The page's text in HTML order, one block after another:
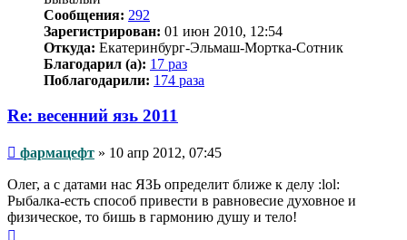
Сообщения: 292
Зарегистрирован: 01 июн 2010, 12:54
Откуда: Екатеринбург-Эльмаш-Мортка-Сотник
Благодарил (а): 17 раз
Поблагодарили: 174 раза
Re: весенний язь 2011
Сообщение
фармацефт » 10 апр 2012, 07:45
Олег, а с датами нас ЯЗЬ определит ближе к делу :lol:
Рыбалка-есть способ привести в равновесие духовное и
физическое, то бишь в гармонию душу и тело!